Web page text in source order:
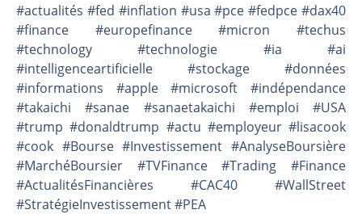
#actualités #fed #inflation #usa #pce #fedpce #dax40
#finance #europefinance #micron #techus
#technology #technologie #ia #ai
#intelligenceartificielle #stockage #données
#informations #apple #microsoft #indépendance
#takaichi #sanae #sanaetakaichi #emploi #USA
#trump #donaldtrump #actu #employeur #lisacook
#cook #Bourse #Investissement #AnalyseBoursière
#MarchéBoursier #TVFinance #Trading #Finance
#ActualitésFinancières #CAC40 #WallStreet
#StratégieInvestissement #PEA